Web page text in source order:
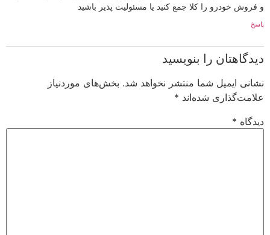
و فروش خودرو را کلا جمع کنید یا مسئولیت پذیر باشید
پاسخ
دیدگاهتان را بنویسید
نشانی ایمیل شما منتشر نخواهد شد. بخش‌های موردنیاز
علامت‌گذاری شده‌اند*
دیدگاه*